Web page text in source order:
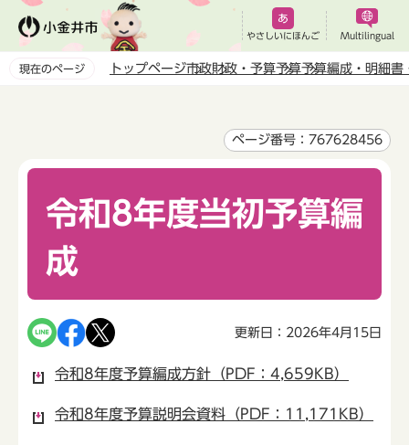
ペ
やさしいにほんご Multilingual
現在のページ トップページ市政財政・予算予算予算編成・明細書
ページ番号：767628456
令和8年度当初予算編
成
更新日：2026年4月15日
令和8年度予算編成方針（PDF：4,659KB）
令和8年度予算説明会資料（PDF：11,171KB）